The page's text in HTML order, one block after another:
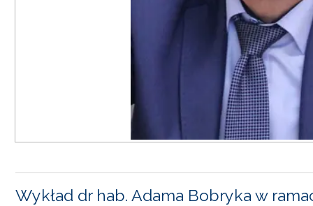
Wykład dr hab. Adama Bobryka w